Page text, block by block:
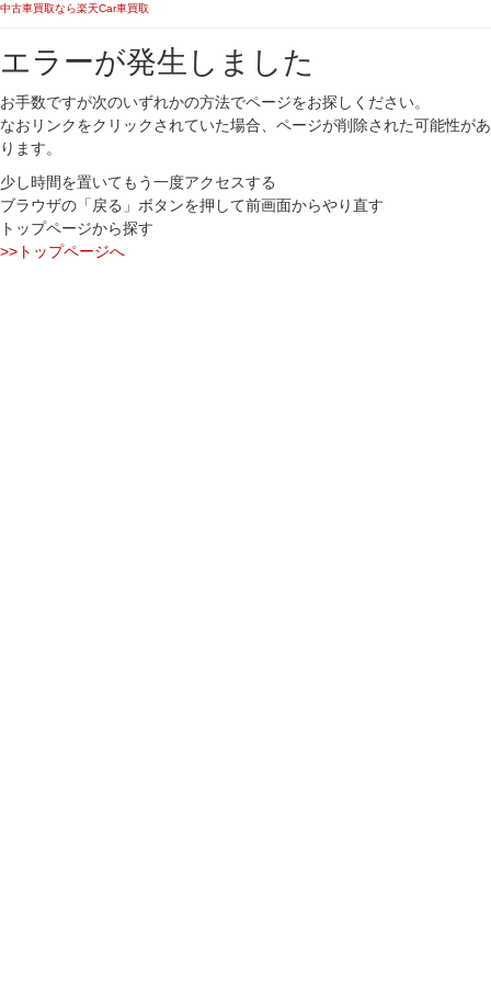
中古車買取なら楽天Car車買取
エラーが発生しました
お手数ですが次のいずれかの方法でページをお探しください。
なおリンクをクリックされていた場合、ページが削除された可能性があ
ります。
少し時間を置いてもう一度アクセスする
ブラウザの「戻る」ボタンを押して前画面からやり直す
トップページから探す
>>トップページへ